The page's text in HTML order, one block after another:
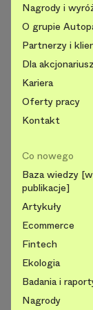
Nagrody i
O grupie
Partnerzy i
Dla
Kariera
Oferty pracy
Kontakt
Co nowego
Baza wiedzy
publikacje]
Artykuły
Ecommerce
Fintech
Ekologia
Badania i
Nagrody